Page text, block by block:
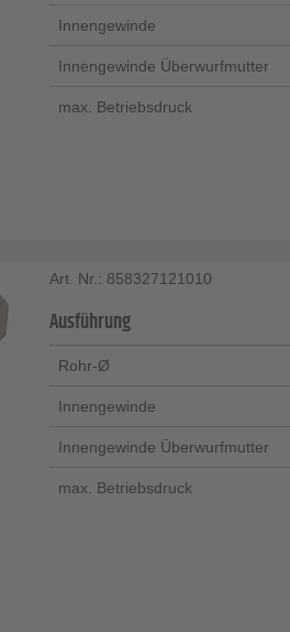
Innengewinde
Innengewinde Überwurfmutter
max. Betriebsdruck
Art. Nr.: 858327121010
Ausführung
Rohr-Ø
Innengewinde
Innengewinde Überwurfmutter
max. Betriebsdruck